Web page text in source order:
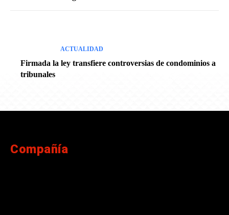
ACTUALIDAD
Firmada la ley transfiere controversias de condominios a
tribunales
Compañía